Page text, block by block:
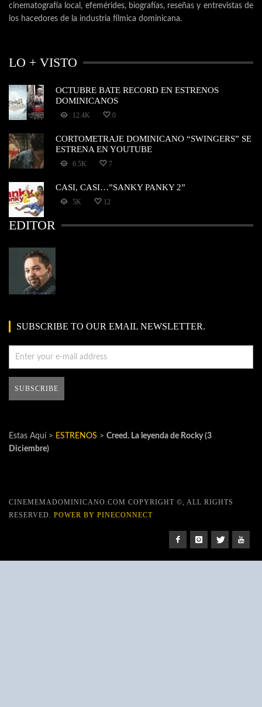
cinematografía local, efemérides, biografías, reseñas y entrevistas de
los hacedores de la industria fílmica dominicana.
LO + VISTO
OCTUBRE BATE RECORD EN ESTRENOS
DOMINICANOS
12.4K 0
CORTOMETRAJE DOMINICANO “SWINGERS” SE
ESTRENA EN YOUTUBE
6.5K 7
CASI, CASI…”SANKY PANKY 2”
5K 12
EDITOR
SUBSCRIBE TO OUR EMAIL NEWSLETTER.
Estas Aquí > ESTRENOS > Creed. La leyenda de Rocky (3
Diciembre)
CINEMEMADOMINICANO.COM COPYRIGHT ©, ALL RIGHTS
RESERVED. POWER BY PINECONNECT